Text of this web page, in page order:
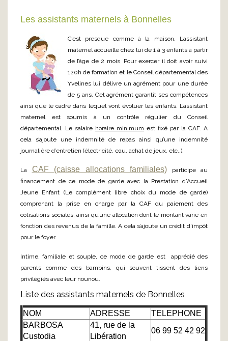
Les assistants maternels à Bonnelles
C’est presque comme à la maison. L’assistant
maternel accueille chez lui de 1 à 3 enfants à partir
de l’âge de 2 mois. Pour exercer il doit avoir suivi
120h de formation et le Conseil départemental des
Yvelines lui délivre un agrément pour une durée
de 5 ans. Cet agrément garantit ses compétences
ainsi que le cadre dans lequel vont évoluer les enfants. L’assistant
maternel est soumis à un contrôle régulier du Conseil
départemental. Le salaire horaire minimum est fixé par la CAF. A
cela s’ajoute une indemnité de repas ainsi qu’une indemnité
journalière d’entretien (électricité, eau, achat de jeux, etc..).
La CAF (caisse allocations familiales) participe au
financement de ce mode de garde avec la Prestation d’Accueil
Jeune Enfant (Le complément libre choix du mode de garde)
comprenant la prise en charge par la CAF du paiement des
cotisations sociales, ainsi qu’une allocation dont le montant varie en
fonction des revenus de la famille. A cela s’ajoute un crédit d’impôt
pour le foyer.
Intime, familiale et souple, ce mode de garde est apprécié des
parents comme des bambins, qui souvent tissent des liens
privilégiés avec leur nounou.
Liste des assistants maternels de Bonnelles
NOM ADRESSE
TELEPHONE
BARBOSA
Custodia
41, rue de la
Libération
06 99 52 42 92